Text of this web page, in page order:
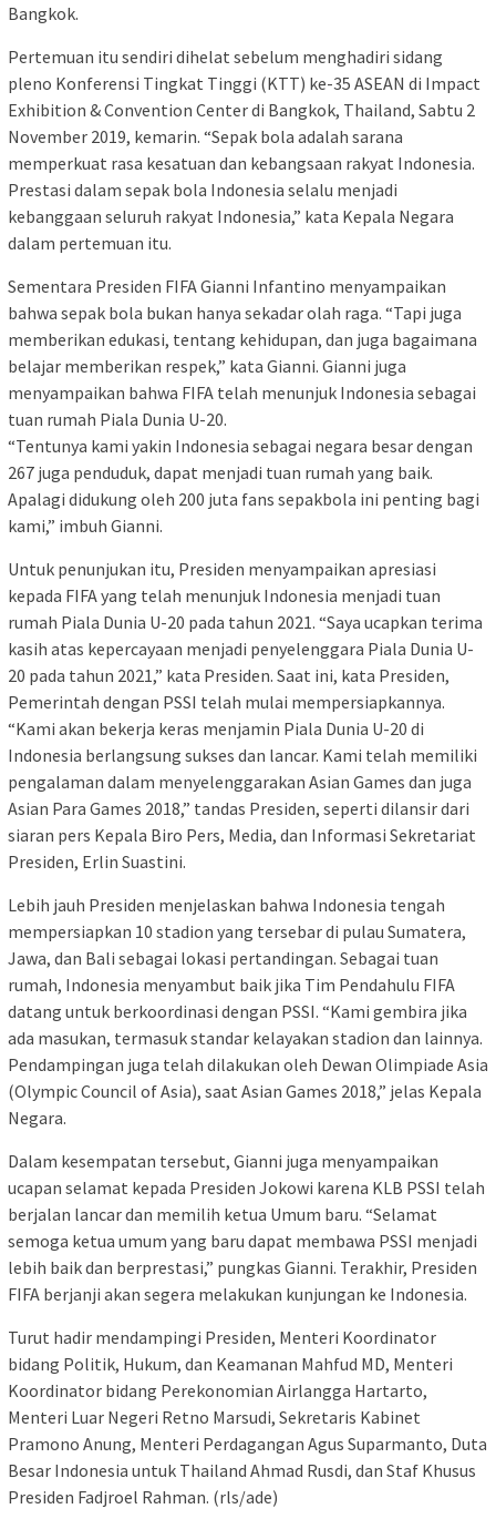
Bangkok.
Pertemuan itu sendiri dihelat sebelum menghadiri sidang
pleno Konferensi Tingkat Tinggi (KTT) ke-35 ASEAN di Impact
Exhibition & Convention Center di Bangkok, Thailand, Sabtu 2
November 2019, kemarin. “Sepak bola adalah sarana
memperkuat rasa kesatuan dan kebangsaan rakyat Indonesia.
Prestasi dalam sepak bola Indonesia selalu menjadi
kebanggaan seluruh rakyat Indonesia,” kata Kepala Negara
dalam pertemuan itu.
Sementara Presiden FIFA Gianni Infantino menyampaikan
bahwa sepak bola bukan hanya sekadar olah raga. “Tapi juga
memberikan edukasi, tentang kehidupan, dan juga bagaimana
belajar memberikan respek,” kata Gianni. Gianni juga
menyampaikan bahwa FIFA telah menunjuk Indonesia sebagai
tuan rumah Piala Dunia U-20.
“Tentunya kami yakin Indonesia sebagai negara besar dengan
267 juga penduduk, dapat menjadi tuan rumah yang baik.
Apalagi didukung oleh 200 juta fans sepakbola ini penting bagi
kami,” imbuh Gianni.
Untuk penunjukan itu, Presiden menyampaikan apresiasi
kepada FIFA yang telah menunjuk Indonesia menjadi tuan
rumah Piala Dunia U-20 pada tahun 2021. “Saya ucapkan terima
kasih atas kepercayaan menjadi penyelenggara Piala Dunia U-
20 pada tahun 2021,” kata Presiden. Saat ini, kata Presiden,
Pemerintah dengan PSSI telah mulai mempersiapkannya.
“Kami akan bekerja keras menjamin Piala Dunia U-20 di
Indonesia berlangsung sukses dan lancar. Kami telah memiliki
pengalaman dalam menyelenggarakan Asian Games dan juga
Asian Para Games 2018,” tandas Presiden, seperti dilansir dari
siaran pers Kepala Biro Pers, Media, dan Informasi Sekretariat
Presiden, Erlin Suastini.
Lebih jauh Presiden menjelaskan bahwa Indonesia tengah
mempersiapkan 10 stadion yang tersebar di pulau Sumatera,
Jawa, dan Bali sebagai lokasi pertandingan. Sebagai tuan
rumah, Indonesia menyambut baik jika Tim Pendahulu FIFA
datang untuk berkoordinasi dengan PSSI. “Kami gembira jika
ada masukan, termasuk standar kelayakan stadion dan lainnya.
Pendampingan juga telah dilakukan oleh Dewan Olimpiade Asia
(Olympic Council of Asia), saat Asian Games 2018,” jelas Kepala
Negara.
Dalam kesempatan tersebut, Gianni juga menyampaikan
ucapan selamat kepada Presiden Jokowi karena KLB PSSI telah
berjalan lancar dan memilih ketua Umum baru. “Selamat
semoga ketua umum yang baru dapat membawa PSSI menjadi
lebih baik dan berprestasi,” pungkas Gianni. Terakhir, Presiden
FIFA berjanji akan segera melakukan kunjungan ke Indonesia.
Turut hadir mendampingi Presiden, Menteri Koordinator
bidang Politik, Hukum, dan Keamanan Mahfud MD, Menteri
Koordinator bidang Perekonomian Airlangga Hartarto,
Menteri Luar Negeri Retno Marsudi, Sekretaris Kabinet
Pramono Anung, Menteri Perdagangan Agus Suparmanto, Duta
Besar Indonesia untuk Thailand Ahmad Rusdi, dan Staf Khusus
Presiden Fadjroel Rahman. (rls/ade)